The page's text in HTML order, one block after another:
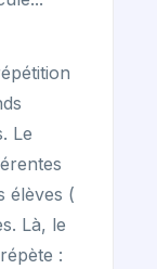
Le
élèves (
Là, le
: